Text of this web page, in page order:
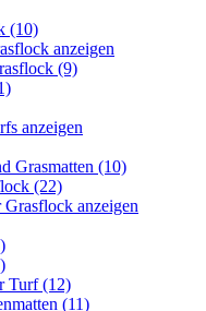
(10)
anzeigen
(9)
anzeigen
Grasmatten (10)
(22)
anzeigen
Turf (12)
(11)